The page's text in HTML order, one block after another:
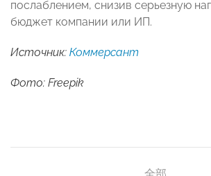
послаблением, снизив серьезную
бюджет компании или ИП.
Источник: Коммерсант
Фото: Freepik